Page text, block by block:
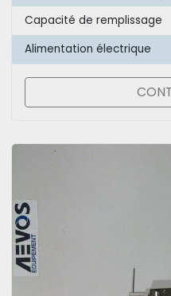
Capacité de remplissage
Alimentation électrique